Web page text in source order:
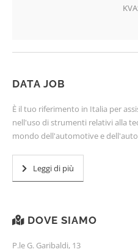
DATA JOB
È il tuo riferimento in Italia per
nell'uso di strumenti relativi alla
mondo dell'automotive e
Leggi di più
DOVE SIAMO
P.le G. Garibaldi, 13